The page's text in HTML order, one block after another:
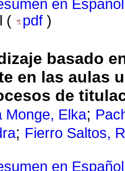
en Español
(
pdf )
basado
en las aulas
de
Monge, Elka;
; Fierro Saltos,
en Español